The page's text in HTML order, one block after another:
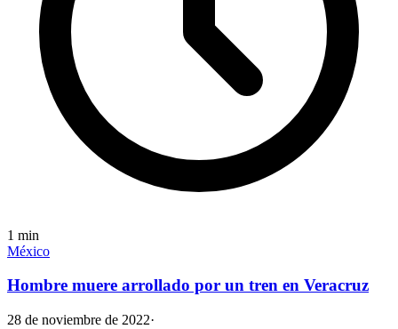
1 min
México
Hombre muere arrollado por un tren en Veracruz
28 de noviembre de 2022·